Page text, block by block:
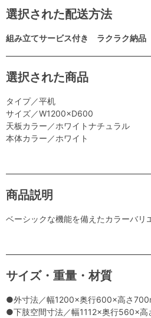
選択された配送方法
組み立てサービス付き ラクラク納品
選択された商品
タイプ／平机
サイズ／W1200×D600
天板カラー／ホワイトナチュラル
本体カラー／ホワイト
商品説明
ベーシックな機能を備えたカラーバリ
サイズ・重量・材質
●外寸法／幅1200×奥行600×高さ
●下肢空間寸法／幅1112×奥行560×高